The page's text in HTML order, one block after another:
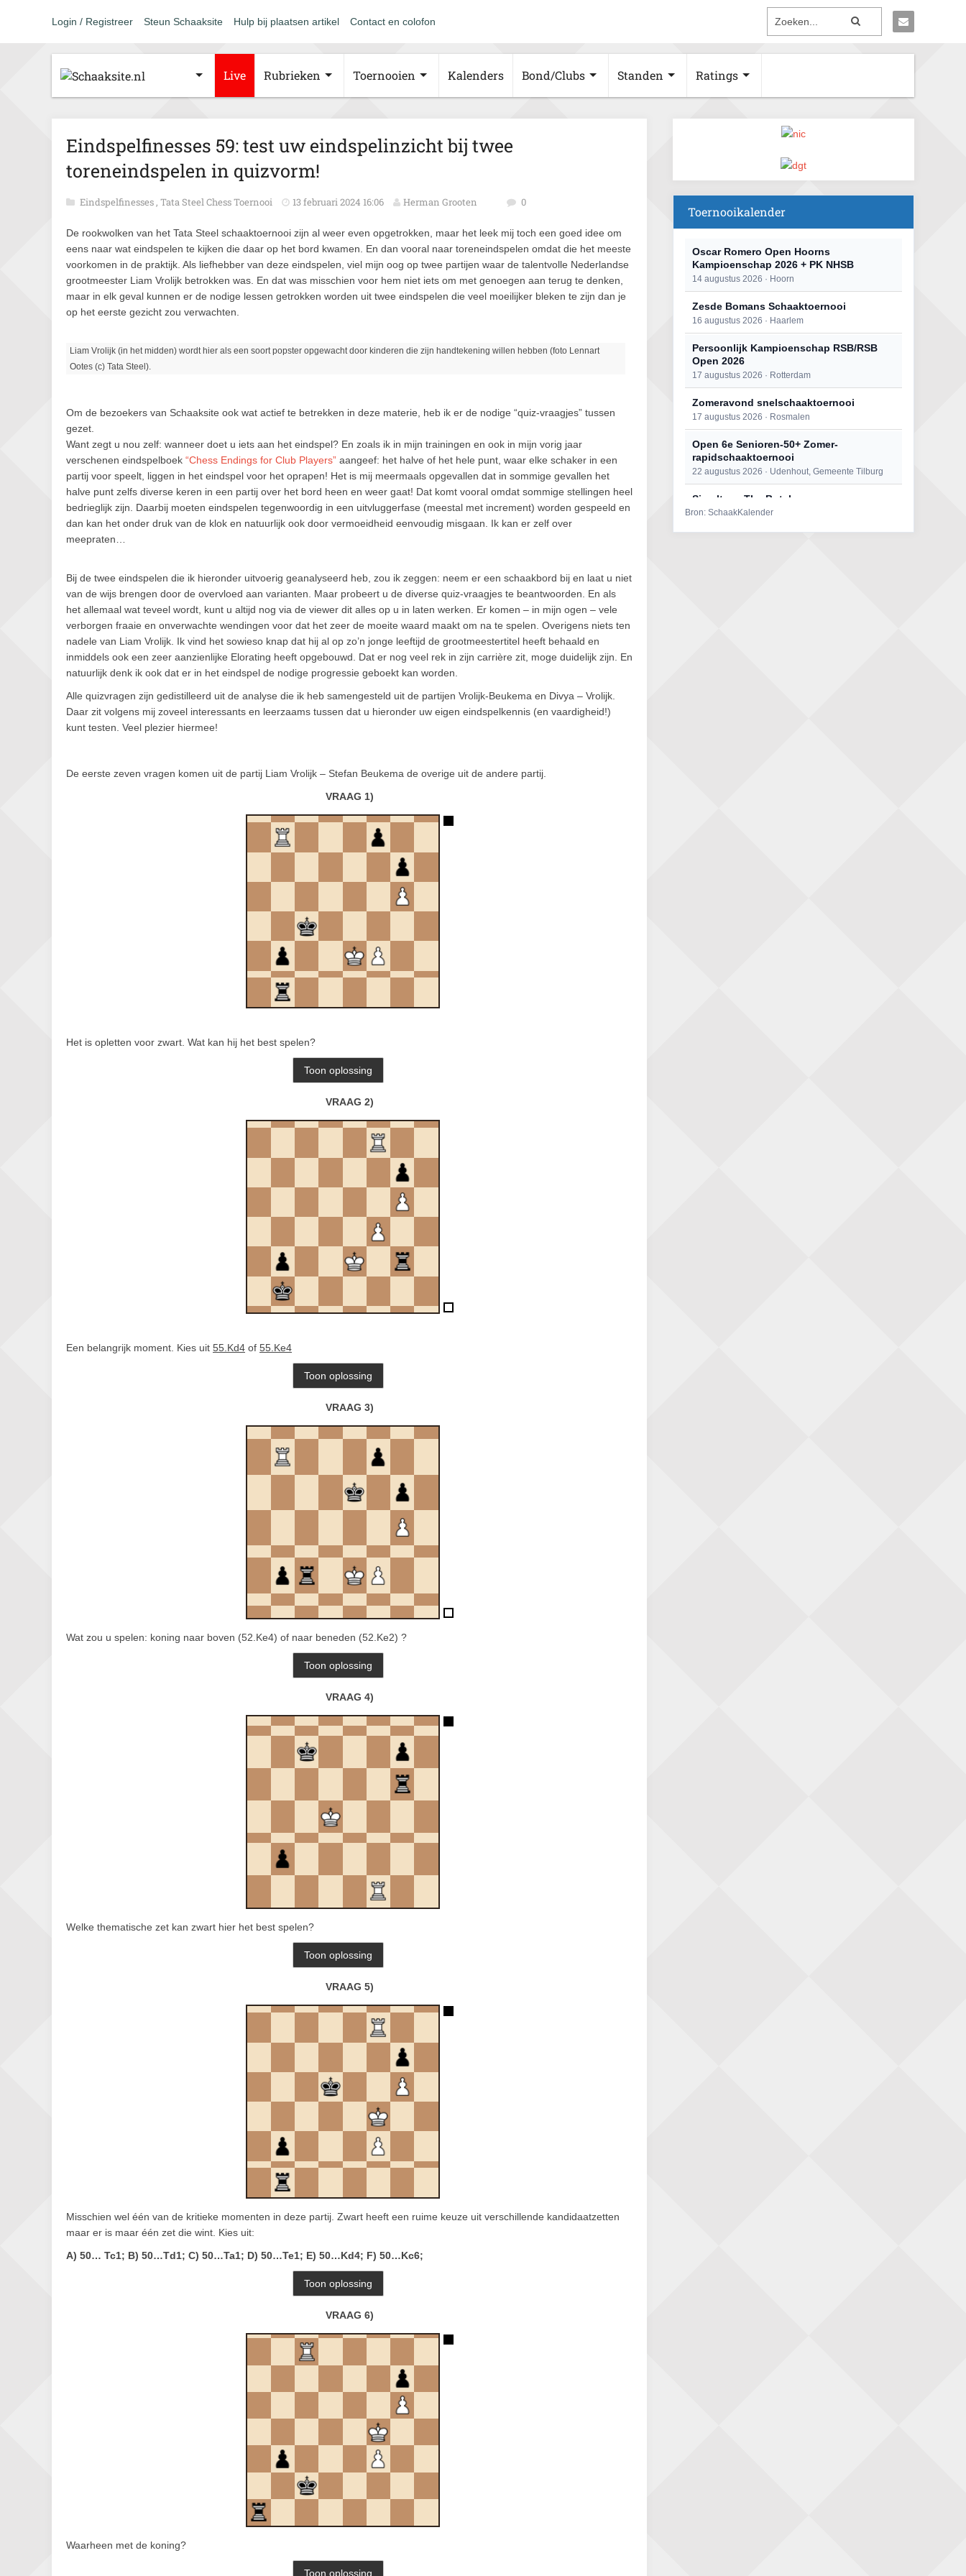
Login / Registreer Steun Schaaksite Hulp bij plaatsen artikel Contact en colofon
Live Rubrieken Toernooien Kalenders Bond/Clubs Standen Ratings
Eindspelfinesses 59: test uw eindspelinzicht bij twee
toreneindspelen in quizvorm!
Eindspelfinesses, Tata Steel Chess Toernooi 13 februari 2024 16:06 Herman Grooten 0
De rookwolken van het Tata Steel schaaktoernooi zijn al weer even opgetrokken, maar het leek mij toch een goed idee om
eens naar wat eindspelen te kijken die daar op het bord kwamen. En dan vooral naar toreneindspelen omdat die het meeste
voorkomen in de praktijk. Als liefhebber van deze eindspelen, viel mijn oog op twee partijen waar de talentvolle Nederlandse
grootmeester Liam Vrolijk betrokken was. En dat was misschien voor hem niet iets om met genoegen aan terug te denken,
maar in elk geval kunnen er de nodige lessen getrokken worden uit twee eindspelen die veel moeilijker bleken te zijn dan je
op het eerste gezicht zou verwachten.
Liam Vrolijk (in het midden) wordt hier als een soort popster opgewacht door kinderen die zijn handtekening willen hebben (foto Lennart
Ootes (c) Tata Steel).
Om de bezoekers van Schaaksite ook wat actief te betrekken in deze materie, heb ik er de nodige “quiz-vraagjes” tussen
gezet.
Want zegt u nou zelf: wanneer doet u iets aan het eindspel? En zoals ik in mijn trainingen en ook in mijn vorig jaar
verschenen eindspelboek “Chess Endings for Club Players” aangeef: het halve of het hele punt, waar elke schaker in een
partij voor speelt, liggen in het eindspel voor het oprapen! Het is mij meermaals opgevallen dat in sommige gevallen het
halve punt zelfs diverse keren in een partij over het bord heen en weer gaat! Dat komt vooral omdat sommige stellingen heel
bedrieglijk zijn. Daarbij moeten eindspelen tegenwoordig in een uitvluggerfase (meestal met increment) worden gespeeld en
dan kan het onder druk van de klok en natuurlijk ook door vermoeidheid eenvoudig misgaan. Ik kan er zelf over
meepraten…
Bij de twee eindspelen die ik hieronder uitvoerig geanalyseerd heb, zou ik zeggen: neem er een schaakbord bij en laat u niet
van de wijs brengen door de overvloed aan varianten. Maar probeert u de diverse quiz-vraagjes te beantwoorden. En als
het allemaal wat teveel wordt, kunt u altijd nog via de viewer dit alles op u in laten werken. Er komen – in mijn ogen – vele
verborgen fraaie en onverwachte wendingen voor dat het zeer de moeite waard maakt om na te spelen. Overigens niets ten
nadele van Liam Vrolijk. Ik vind het sowieso knap dat hij al op zo’n jonge leeftijd de grootmeestertitel heeft behaald en
inmiddels ook een zeer aanzienlijke Elorating heeft opgebouwd. Dat er nog veel rek in zijn carrière zit, moge duidelijk zijn. En
natuurlijk denk ik ook dat er in het eindspel de nodige progressie geboekt kan worden.
Alle quizvragen zijn gedistilleerd uit de analyse die ik heb samengesteld uit de partijen Vrolijk-Beukema en Divya – Vrolijk.
Daar zit volgens mij zoveel interessants en leerzaams tussen dat u hieronder uw eigen eindspelkennis (en vaardigheid!)
kunt testen. Veel plezier hiermee!
De eerste zeven vragen komen uit de partij Liam Vrolijk – Stefan Beukema de overige uit de andere partij.
VRAAG 1)
Het is opletten voor zwart. Wat kan hij het best spelen?
VRAAG 2)
Een belangrijk moment. Kies uit 55.Kd4 of 55.Ke4
VRAAG 3)
Wat zou u spelen: koning naar boven (52.Ke4) of naar beneden (52.Ke2) ?
VRAAG 4)
Welke thematische zet kan zwart hier het best spelen?
VRAAG 5)
Misschien wel één van de kritieke momenten in deze partij. Zwart heeft een ruime keuze uit verschillende kandidaatzetten
maar er is maar één zet die wint. Kies uit:
A) 50… Tc1; B) 50…Td1; C) 50…Ta1; D) 50…Te1; E) 50…Kd4; F) 50…Kc6;
VRAAG 6)
Waarheen met de koning?
Toernooikalender
Oscar Romero Open Hoorns
Kampioenschap 2026 + PK NHSB
14 augustus 2026 · Hoorn
Zesde Bomans Schaaktoernooi
16 augustus 2026 · Haarlem
Persoonlijk Kampioenschap RSB/RSB
Open 2026
17 augustus 2026 · Rotterdam
Zomeravond snelschaaktoernooi
17 augustus 2026 · Rosmalen
Open 6e Senioren-50+ Zomer-
rapidschaaktoernooi
22 augustus 2026 · Udenhout, Gemeente Tilburg
Simultaan The Butcher
22 augustus 2026 · Utrecht
Bron: SchaakKalender